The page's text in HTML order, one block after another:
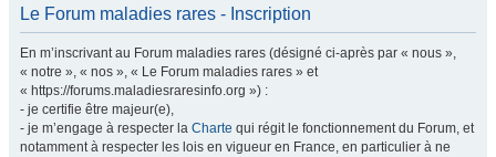
Le Forum maladies rares - Inscription
En m’inscrivant au Forum maladies rares (désigné ci-après par « nous »,
« notre », « nos », « Le Forum maladies rares » et
« https://forums.maladiesraresinfo.org ») :
- je certifie être majeur(e),
- je m’engage à respecter la Charte qui régit le fonctionnement du Forum, et
notamment à respecter les lois en vigueur en France, en particulier à ne